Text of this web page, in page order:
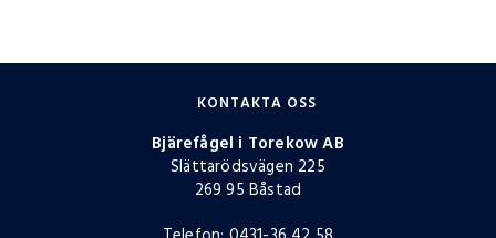
KONTAKTA OSS
Bjärefågel i Torekow AB
Slättarödsvägen 225
269 95 Båstad